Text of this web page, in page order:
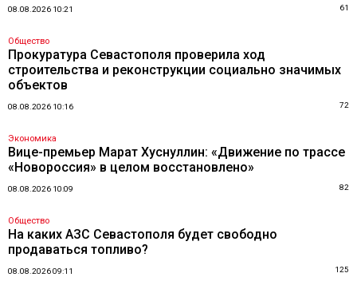
08.08.2026 10:21 61
Общество
Прокуратура Севастополя проверила ход
строительства и реконструкции социально значимых
объектов
08.08.2026 10:16 72
Экономика
Вице-премьер Марат Хуснуллин: «Движение по трассе
«Новороссия» в целом восстановлено»
08.08.2026 10:09 82
Общество
На каких АЗС Севастополя будет свободно
продаваться топливо?
08.08.2026 09:11 125